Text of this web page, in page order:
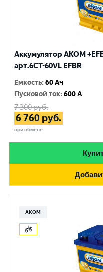
Аккумулятор AKOM
арт.6CТ-60VL EFBR
Емкость:60 Ач
Пусковой ток:600 A
7 300руб.
6 760 руб.
при обмене
АКОМ